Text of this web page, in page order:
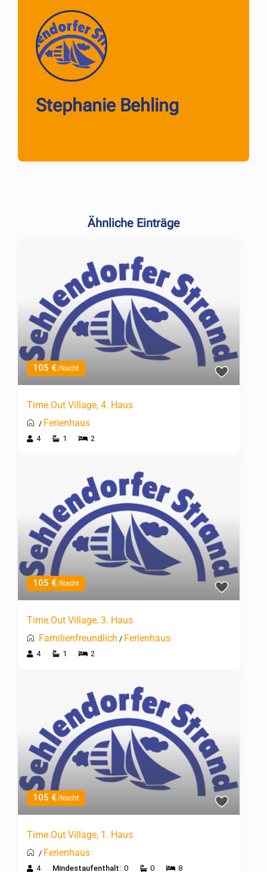
Stephanie Behling
Ähnliche Einträge
105 €/Nacht
Time.Out Village, 4. Haus
/ Ferienhaus
4 1 2
105 €/Nacht
Time.Out Village, 3. Haus
Familienfreundlich / Ferienhaus
4 1 2
105 €/Nacht
Time.Out Village, 1. Haus
/ Ferienhaus
4 Mindestaufenthalt: 0 0 8